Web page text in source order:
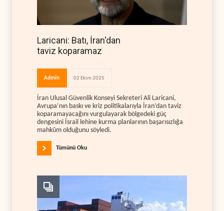
Laricani: Batı, İran'dan
taviz koparamaz
Admin 02 Ekim 2025
İran Ulusal Güvenlik Konseyi Sekreteri Ali Laricani,
Avrupa’nın baskı ve kriz politikalarıyla İran’dan taviz
koparamayacağını vurgulayarak bölgedeki güç
dengesini İsrail lehine kurma planlarının başarısızlığa
mahkûm olduğunu söyledi.
Tümünü Oku